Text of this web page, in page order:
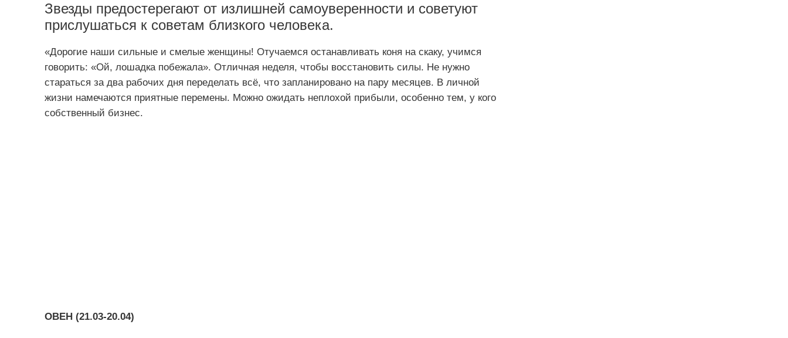
Звезды предостерегают от излишней самоуверенности и советуют
прислушаться к советам близкого человека.
«Дорогие наши сильные и смелые женщины! Отучаемся останавливать коня на скаку, учимся
говорить: «Ой, лошадка побежала». Отличная неделя, чтобы восстановить силы. Не нужно
стараться за два рабочих дня переделать всё, что запланировано на пару месяцев. В личной
жизни намечаются приятные перемены. Можно ожидать неплохой прибыли, особенно тем, у кого
собственный бизнес.
ОВЕН (21.03-20.04)